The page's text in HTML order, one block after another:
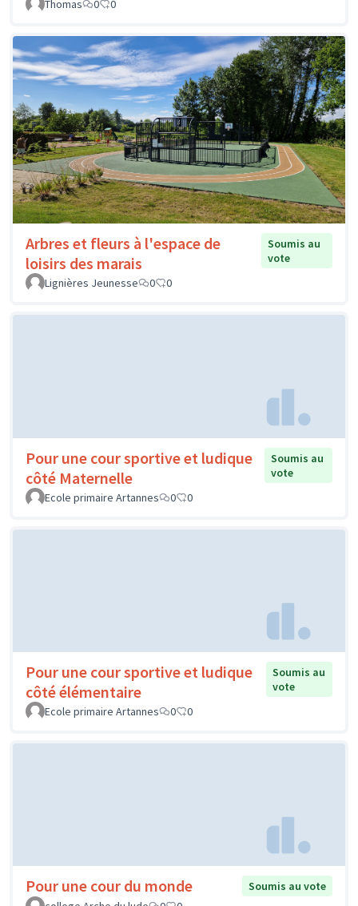
Thomas 0 0
Arbres et fleurs à l'espace de
loisirs des marais
Soumis au
vote
Lignières Jeunesse
0 0
Pour une cour sportive et ludique
côté Maternelle
Soumis au
vote
Ecole primaire Artannes
0 0
Pour une cour sportive et ludique
côté élémentaire
Soumis au
vote
Ecole primaire Artannes
0 0
Pour une cour du monde
Soumis au vote